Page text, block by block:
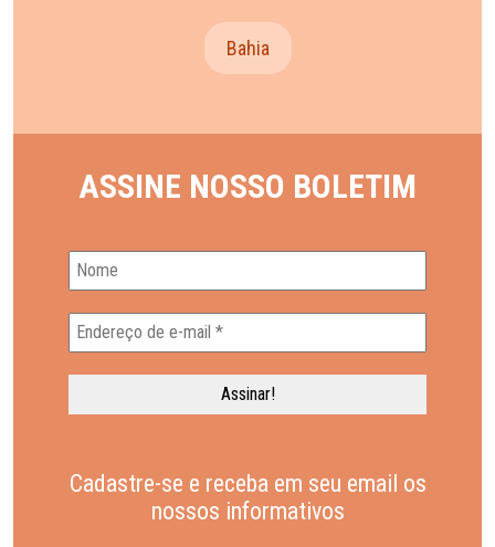
Bahia
ASSINE NOSSO BOLETIM
Cadastre-se e receba em seu email os
nossos informativos